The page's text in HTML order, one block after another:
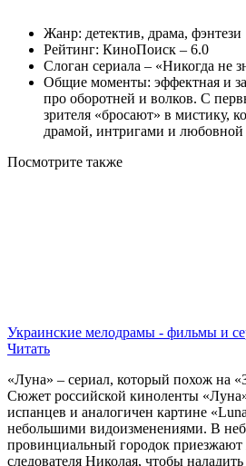
Жанр: детектив, драма, фэнтези
Рейтинг: КиноПоиск – 6.0
Слоган сериала – «Никогда не
Общие моменты: эффектная и
про оборотней и волков. С
зрителя «бросают» в мистику,
драмой, интригами и
Посмотрите также
Украинские мелодрамы - фильмы и
Читать
«Луна» – сериал, который похож на
Сюжет российской киноленты
испанцев и аналогичен картине
небольшими видоизменениями. В
провинциальный городок приезжают
следователя Николая, чтобы